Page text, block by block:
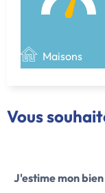
Maisons
Vous
J'estime mon bien